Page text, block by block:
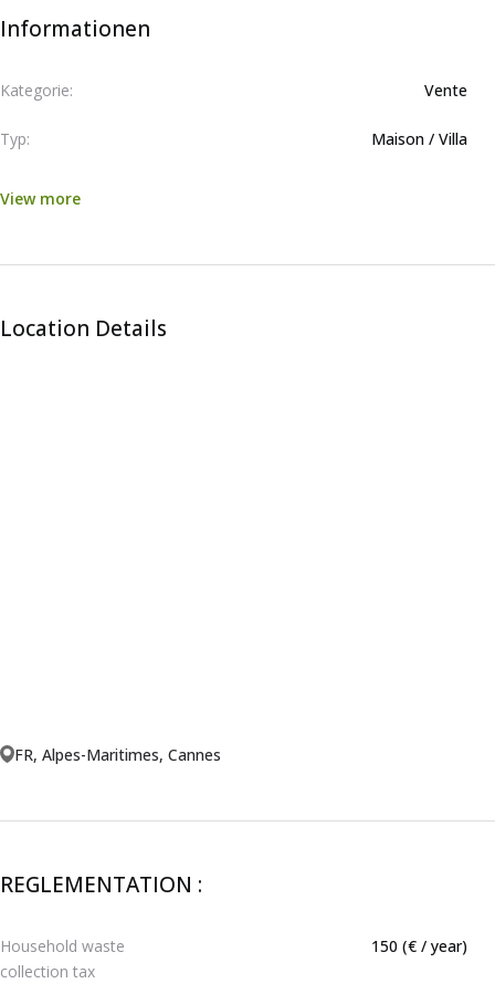
Informationen
Kategorie: Vente
Typ: Maison / Villa
View more
Location Details
FR, Alpes-Maritimes, Cannes
REGLEMENTATION :
Household waste
collection tax
150 (€ / year)